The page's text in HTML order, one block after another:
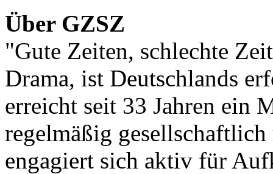
Über GZSZ
"Gute Zeiten, schlechte
Drama, ist Deutschlands
erreicht seit 33 Jahren ein
regelmäßig
engagiert sich aktiv für